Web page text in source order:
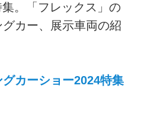
。「フレックス」の
カー、展示車両の紹
カーショー2024特集